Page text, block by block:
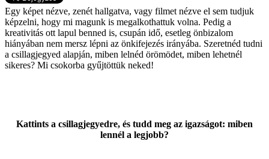
Egy képet nézve, zenét hallgatva, vagy filmet nézve el sem tudjuk
képzelni, hogy mi magunk is megalkothattuk volna. Pedig a
kreativitás ott lapul benned is, csupán idő, esetleg önbizalom
hiányában nem mersz lépni az önkifejezés irányába. Szeretnéd tudni
a csillagjegyed alapján, miben lelnéd örömödet, miben lehetnél
sikeres? Mi csokorba gyűjtöttük neked!
Kattints a csillagjegyedre, és tudd meg az igazságot: miben
lennél a legjobb?